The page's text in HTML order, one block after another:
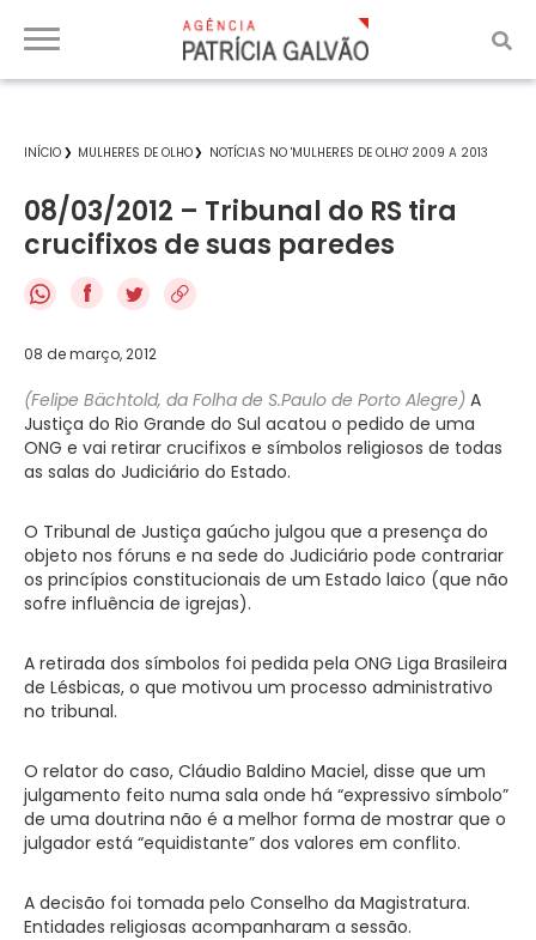
INÍCIO MULHERES DE OLHO NOTÍCIAS NO 'MULHERES DE OLHO' 2009 A 2013
08/03/2012 – Tribunal do RS tira
crucifixos de suas paredes
f
08 de março, 2012
(Felipe Bächtold, da Folha de S.Paulo de Porto Alegre) A
Justiça do Rio Grande do Sul acatou o pedido de uma
ONG e vai retirar crucifixos e símbolos religiosos de todas
as salas do Judiciário do Estado.
O Tribunal de Justiça gaúcho julgou que a presença do
objeto nos fóruns e na sede do Judiciário pode contrariar
os princípios constitucionais de um Estado laico (que não
sofre influência de igrejas).
A retirada dos símbolos foi pedida pela ONG Liga Brasileira
de Lésbicas, o que motivou um processo administrativo
no tribunal.
O relator do caso, Cláudio Baldino Maciel, disse que um
julgamento feito numa sala onde há “expressivo símbolo”
de uma doutrina não é a melhor forma de mostrar que o
julgador está “equidistante” dos valores em conflito.
A decisão foi tomada pelo Conselho da Magistratura.
Entidades religiosas acompanharam a sessão.